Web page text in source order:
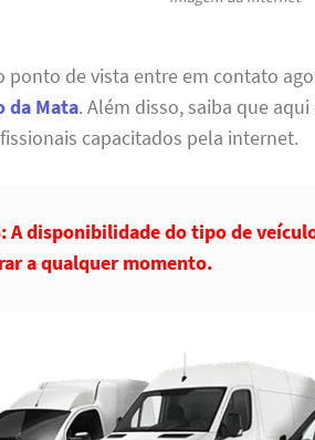
ponto de vista entre em contato
da Mata. Além disso, saiba que
capacitados pela internet.
A disponibilidade do tipo de
a qualquer momento.